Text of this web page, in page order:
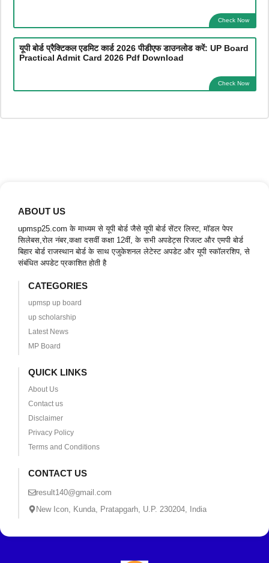
Check Now
यूपी बोर्ड प्रैक्टिकल एडमिट कार्ड 2026 पीडीएफ डाउनलोड करें: UP Board
Practical Admit Card 2026 Pdf Download
Check Now
ABOUT US
upmsp25.com के माध्यम से यूपी बोर्ड जैसे यूपी बोर्ड सेंटर लिस्ट, मॉडल पेपर
सिलेबस,रोल नंबर,कक्षा दसवीं कक्षा 12वीं, के सभी अपडेट्स रिजल्ट और एमपी बोर्ड
बिहार बोर्ड राजस्थान बोर्ड के साथ एजुकेशनल लेटेस्ट अपडेट और यूपी स्कॉलरशिप, से
संबंधित अपडेट प्रकाशित होती है
CATEGORIES
upmsp up board
up scholarship
Latest News
MP Board
QUICK LINKS
About Us
Contact us
Disclaimer
Privacy Policy
Terms and Conditions
CONTACT US
result140@gmail.com
New Icon, Kunda, Pratapgarh, U.P. 230204, India